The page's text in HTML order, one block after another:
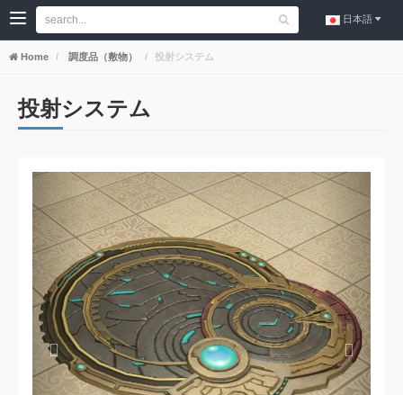
日本語
Home 調度品（敷物） 投射システム
投射システム